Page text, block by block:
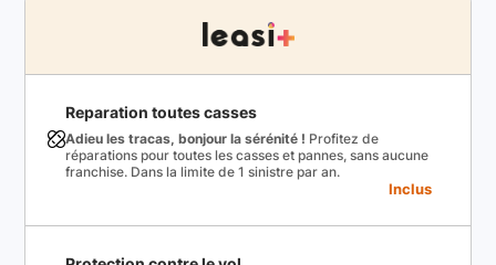
Reparation toutes casses
Adieu les tracas, bonjour la sérénité ! Profitez de
réparations pour toutes les casses et pannes, sans aucune
franchise. Dans la limite de 1 sinistre par an.
Inclus